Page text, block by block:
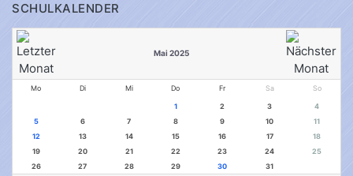
SCHULKALENDER
Mai 2025
Mo Di Mi Do Fr Sa So
1 2 3
4
5
6 7 8 9 10
11
12
13 14 15 16 17
18
19
20 21 22 23 24
25
26
27 28 29 30 31